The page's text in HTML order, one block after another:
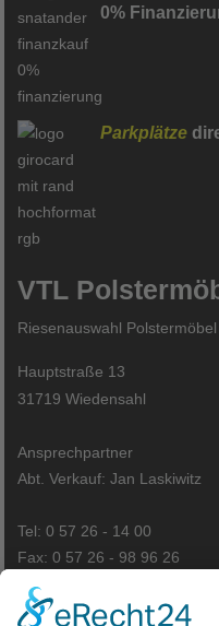
0%
Parkplätze
VTL
Riesenauswahl
Hauptstraße 13
31719 Wiedensahl
Ansprechpartner
Abt. Verkauf: Jan Laskiwitz
Tel: 0 57 26 - 14 00
Fax: 0 57 26 - 98 96 26